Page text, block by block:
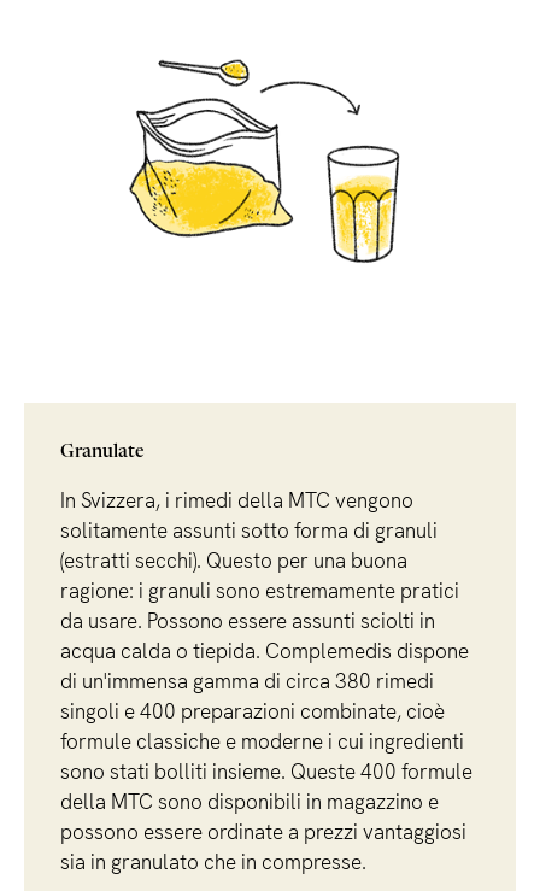
Granulate
In Svizzera, i rimedi della MTC vengono
solitamente assunti sotto forma di granuli
(estratti secchi). Questo per una buona
ragione: i granuli sono estremamente pratici
da usare. Possono essere assunti sciolti in
acqua calda o tiepida. Complemedis dispone
di un'immensa gamma di circa 380 rimedi
singoli e 400 preparazioni combinate, cioè
formule classiche e moderne i cui ingredienti
sono stati bolliti insieme. Queste 400 formule
della MTC sono disponibili in magazzino e
possono essere ordinate a prezzi vantaggiosi
sia in granulato che in compresse.